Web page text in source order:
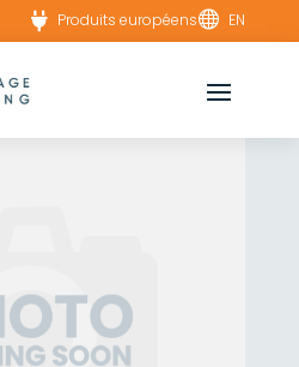
 Produits européens EN